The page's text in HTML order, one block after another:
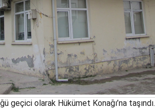
geçici olarak Hükümet Konağı’na taşındı.